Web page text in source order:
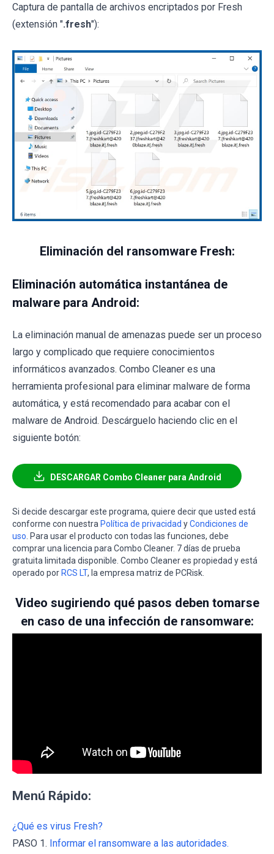
Captura de pantalla de archivos encriptados por Fresh
(extensión ".fresh"):
Eliminación del ransomware Fresh:
Eliminación automática instantánea de
malware para Android:
La eliminación manual de amenazas puede ser un proceso
largo y complicado que requiere conocimientos
informáticos avanzados. Combo Cleaner es una
herramienta profesional para eliminar malware de forma
automática, y está recomendado para acabar con el
malware de Android. Descárguelo haciendo clic en el
siguiente botón:
DESCARGAR Combo Cleaner para Android
Si decide descargar este programa, quiere decir que usted está
conforme con nuestra Política de privacidad yCondiciones de
uso . Para usar el producto con todas las funciones, debe
comprar una licencia para Combo Cleaner. 7 días de prueba
gratuita limitada disponible. Combo Cleaner es propiedad y está
operado porRCS LT, la empresa matriz de PCRisk.
Video sugiriendo qué pasos deben tomarse
en caso de una infección de ransomware:
Menú Rápido:
¿Qué es virus Fresh?
PASO 1. Informar el ransomware a las autoridades.